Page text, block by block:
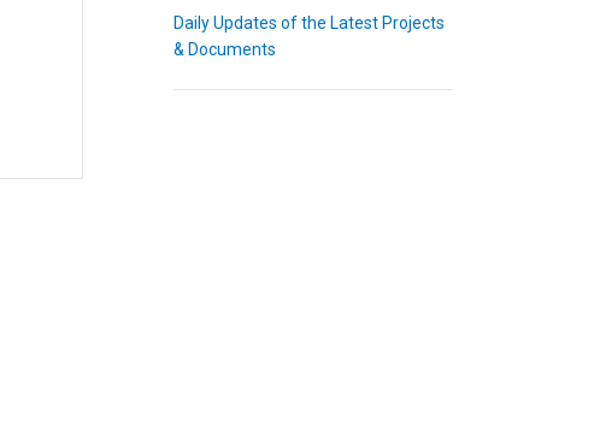
Daily Updates of the Latest Projects
& Documents